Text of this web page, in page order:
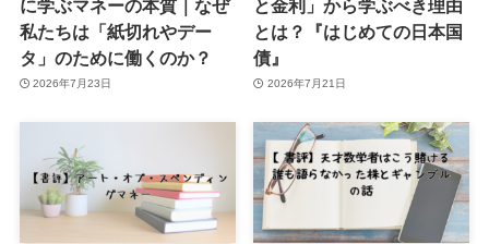
に学ぶマネーの本質｜なぜ
私たちは「紙切れやデー
タ」のために働くのか？
2026年7月23日
と金利」から学ぶべき理由
とは？『はじめての日本国
債』
2026年7月21日